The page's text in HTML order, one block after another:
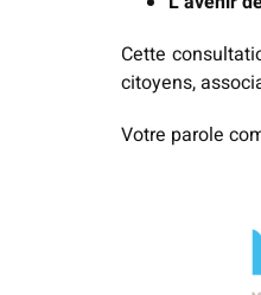
Cette
citoyens,
Votre parole